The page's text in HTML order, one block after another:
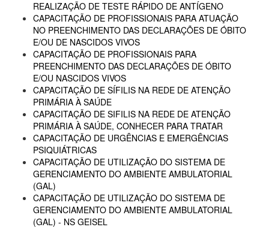
REALIZAÇÃO DE TESTE RÁPIDO DE ANTÍGENO
CAPACITAÇÃO DE PROFISSIONAIS PARA ATUAÇÃO
NO PREENCHIMENTO DAS DECLARAÇÕES DE ÓBITO
E/OU DE NASCIDOS VIVOS
CAPACITAÇÃO DE PROFISSIONAIS PARA
PREENCHIMENTO DAS DECLARAÇÕES DE ÓBITO
E/OU NASCIDOS VIVOS
CAPACITAÇÃO DE SÍFILIS NA REDE DE ATENÇÃO
PRIMÁRIA À SAÚDE
CAPACITAÇÃO DE SIFILIS NA REDE DE ATENÇÃO
PRIMÁRIA À SAÚDE, CONHECER PARA TRATAR
CAPACITAÇÃO DE URGÊNCIAS E EMERGÊNCIAS
PSIQUIÁTRICAS
CAPACITAÇÃO DE UTILIZAÇÃO DO SISTEMA DE
GERENCIAMENTO DO AMBIENTE AMBULATORIAL
(GAL)
CAPACITAÇÃO DE UTILIZAÇÃO DO SISTEMA DE
GERENCIAMENTO DO AMBIENTE AMBULATORIAL
(GAL) - NS GEISEL